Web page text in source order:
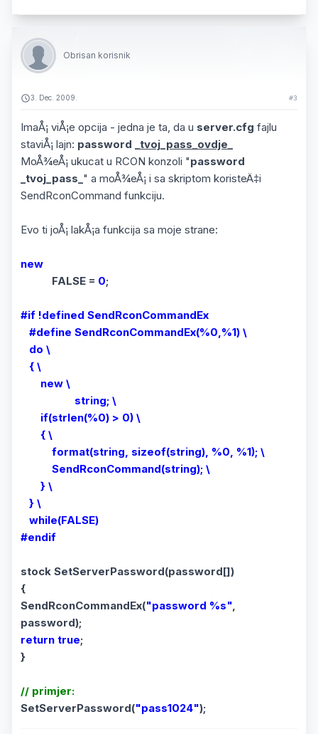
Obrisan korisnik
3. Dec. 2009. #3
ImaÅ¡ viÅ¡e opcija - jedna je ta, da u server.cfg fajlu
staviÅ¡ lajn: password
_tvoj_pass_ovdje_
MoÅ¾eÅ¡ ukucat u RCON konzoli "password
_tvoj_pass_ " a moÅ¾eÅ¡ i sa skriptom koristeÄ‡i
SendRconCommand funkciju.
Evo ti joÅ¡ lakÅ¡a funkcija sa moje strane:
new
FALSE = 0;
#if !defined SendRconCommandEx
#define SendRconCommandEx(%0,%1) \
do \
{ \
new \
string; \
if(strlen(%0) > 0) \
{ \
format(string, sizeof(string), %0, %1); \
SendRconCommand(string); \
} \
} \
while(FALSE)
#endif
stock SetServerPassword(password[])
{
SendRconCommandEx("password %s",
password);
return true;
}
// primjer:
SetServerPassword("pass1024");